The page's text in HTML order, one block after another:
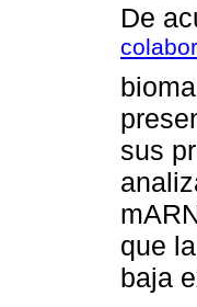
De
sus
que
baja